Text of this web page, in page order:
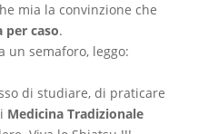
mia la convinzione che
per caso.
un semaforo, leggo:
di studiare, di praticare
Medicina Tradizionale